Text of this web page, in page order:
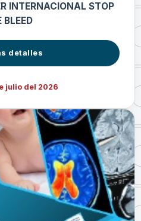
INTERNACIONAL STOP
BLEED
detalles
julio del 2026